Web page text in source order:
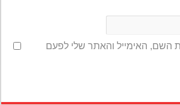
האימייל והאתר שלי לפעם